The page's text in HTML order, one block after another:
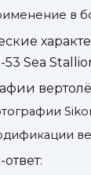
в
53 Sea